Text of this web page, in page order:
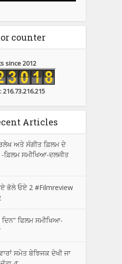
counter
since 2012
216.73.216.215
Articles
ਅਤੇ ਸੰਗੀਤ ਫ਼ਿਲਮ ਦੇ
ਫ਼ਿਲਮ ਸਮੀਖਿਆ-ਦਲਜੀਤ
ਭੋਲੇ ਓਏ 2 #Filmreview
ਦਿਨ” ਫਿਲਮ ਸਮੀਖਿਆ-
ਸਮੇਤ ਬੇਝਿਜਕ ਦੇਖੀ ਜਾ